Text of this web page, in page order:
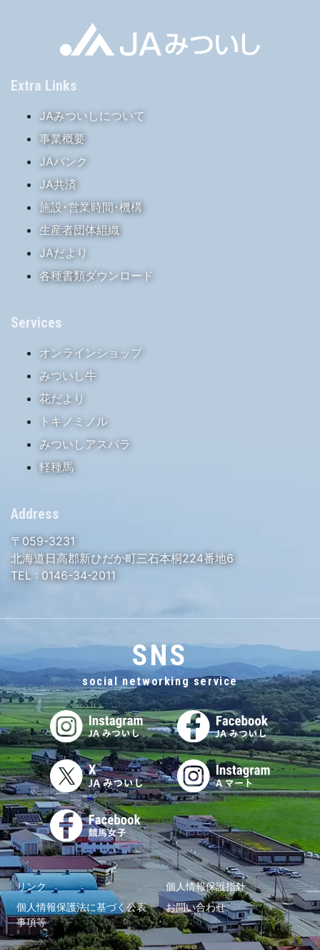
Extra Links
JAみついしについて
事業概要
JAバンク
JA共済
施設･営業時間･機構
生産者団体組織
JAだより
各種書類ダウンロード
Services
オンラインショップ
みついし牛
花だより
トキノミノル
みついしアスパラ
軽種馬
Address
〒059-3231
北海道日高郡新ひだか町三石本桐224番地6
TEL : 0146-34-2011
SNS
social networking service
リンク
個人情報保護指針
個人情報保護法に基づく公表
事項等
お問い合わせ